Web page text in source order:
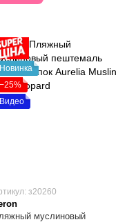
Новинка
−25%
Видео
з20260
муслиновый